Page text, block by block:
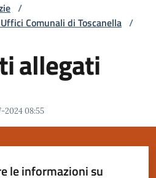
/
Comunali di Toscanella /
allegati
2024 08:55
le informazioni su